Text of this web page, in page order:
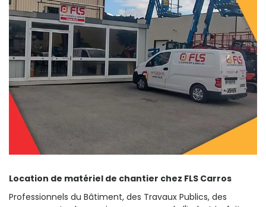
Location de matériel de chantier chez FLS Carros
Professionnels du Bâtiment, des Travaux Publics, des